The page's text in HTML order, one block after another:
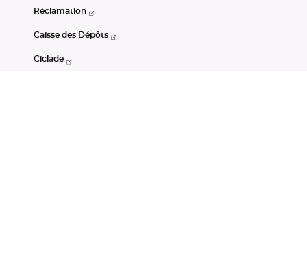
Réclamation
Caisse des Dépôts
Ciclade